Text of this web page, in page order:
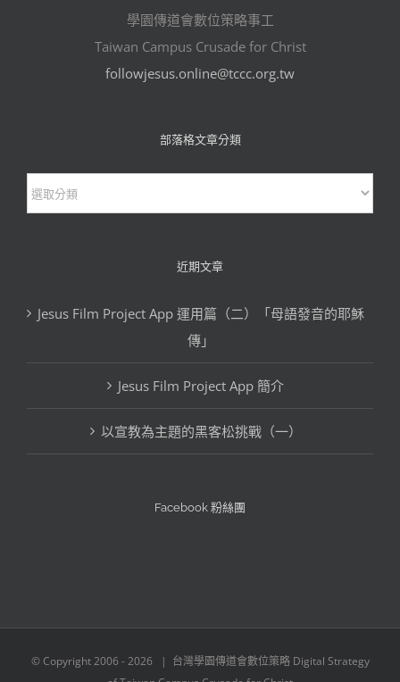
學園傳道會數位策略事工
Taiwan Campus Crusade for Christ
followjesus.online@tccc.org.tw
部落格文章分類
部
落
分
近期文章
Jesus Film Project App 運用篇（二）「母語發音的耶穌
傳」
Jesus Film Project App 簡介
以宣教為主題的黑客松挑戰（一）
Facebook 粉絲團
© Copyright 2006 -2026 | 台灣學園傳道會數位策略 Digital Strategy